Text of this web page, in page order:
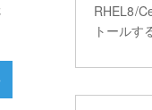
RHEL8/
トールす